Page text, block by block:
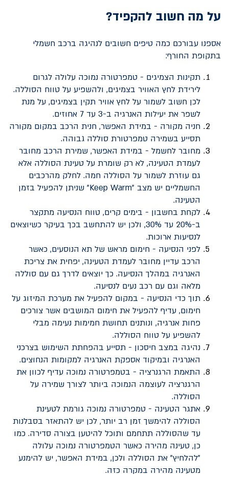
על מה חשוב להקפיד?
אספנו עבורכם כמה טיפים חשובים לנהיגה ברכב חשמלי
בתקופת החורף:
תקינות הצמיגים - טמפרטורה נמוכה עלולה לגרום
לירידת לחץ האוויר בצמיגים, ולהשפיע על טווח הסוללה.
לכן חשוב לשמור על לחץ אוויר תקין בצמיגים, על מנת
לשפר את יעילות האנרגיה ב-3 עד 7 אחוזים.
חניה מקורה - במידת האפשר, חנית הרכב במקום מקורה
תסייע בשמירה טמפרטורת סוללה גבוהה.
מחובר לחשמל - במידת האפשר, שמירת הרכב מחובר
לעמדת הטעינה, לא רק שומרת על טעינת הסוללה אלא
גם עוזרת לשמור על הסוללה חמה. לחלק מהרכבים
החשמליים יש מצב "Keep Warm" שניתן להפעיל בזמן
הטעינה.
לקחת בחשבון - בימים קרים, טווח הנסיעה מתקצר
ב-20% עד 30%, ולכן יש להתחשב בכך בעיקר כשיוצאים
לנסיעות ארוכות.
לפני הנסיעה - חימום מראש של תא הנוסעים, כאשר
הרכב עדיין מחובר לעמדת הטעינה, יפחית את צריכת
האנרגיה במהלך הנסיעה. כך יוצאים לדרך גם עם סוללה
מלאה וגם עם רכב נעים לנסיעה.
תוך כדי הנסיעה - במקום להפעיל את מערכת המיזוג על
חימום, עדיף להפעיל את חימום המושבים אשר צורכים
פחות אנרגיה, ונותנים תחושת חמימות נעימה מבלי
להשפיע על טווח הסוללה.
נהיגה במצב חיסכון - תסייע בהפחתת השימוש בצרכני
האנרגיה ובמיקוד אספקת האנרגיה למקומות הנחוצים.
התאמת הרגנרציה - בטמפרטורה נמוכה עדיף לכוון את
הרגנרציה לעוצמה הנמוכה ביותר לצורך שמירה על
הסוללה.
אתגר הטעינה - טמפרטורה נמוכה גורמת לטעינת
הסוללה להימשך זמן רב יותר, לכן יש להתאזר בסבלנות
עד שהסוללה תתחמם ותוכל להיטען בצורה סדירה. כמו
כן, טעינה מהירה כאשר הטמפרטורה נמוכה עלולה
"להלחיץ" את הסוללה ולכן, במידת האפשר, יש להימנע
מטעינה מהירה במקרה כזה.